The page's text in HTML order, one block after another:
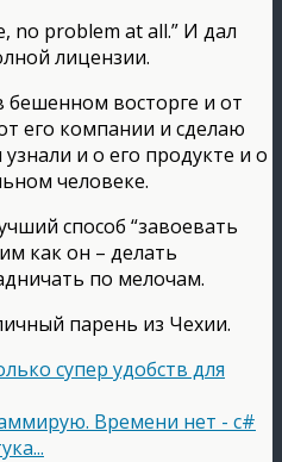
no problem at all.” И дал
лицензии.
бешенном восторге и от
его компании и сделаю
и о его продукте и о
человеке.
способ “завоевать
как он – делать
по мелочам.
парень из Чехии.
супер удобств для
Времени нет - c#